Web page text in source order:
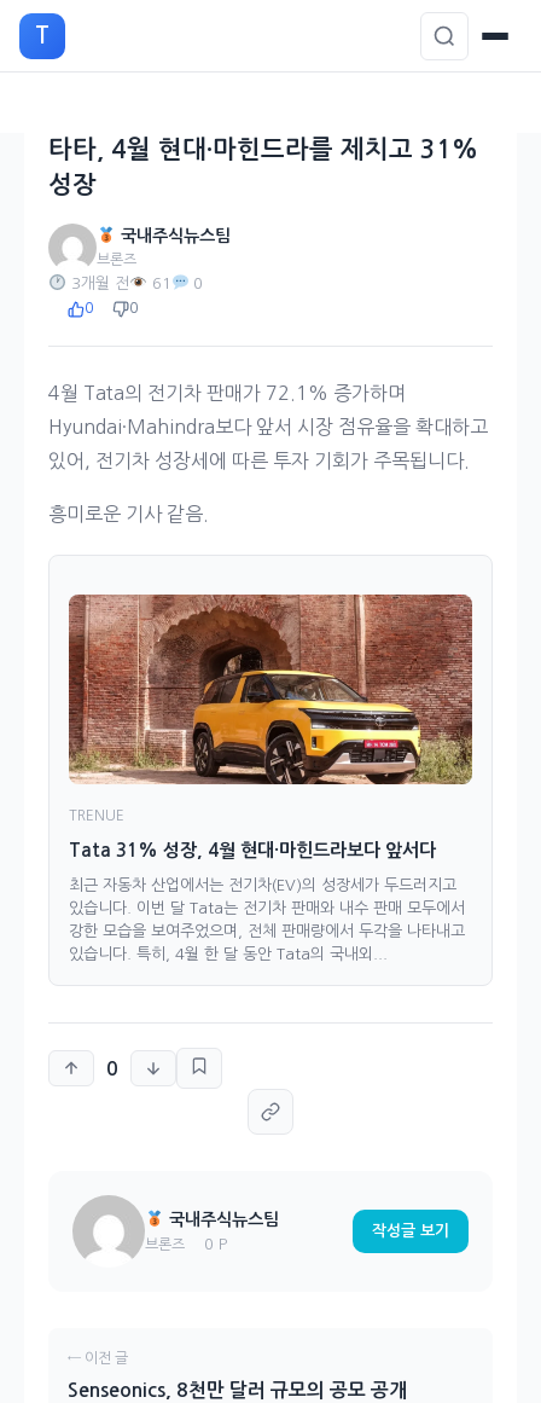
으
T
타타, 4월 현대·마힌드라를 제치고 31%
성장
국내주식뉴스팀
브론즈
3개월 전 61 0
0 0
4월 Tata의 전기차 판매가 72.1% 증가하며
Hyundai·Mahindra보다 앞서 시장 점유율을 확대하고
있어, 전기차 성장세에 따른 투자 기회가 주목됩니다.
흥미로운 기사 같음.
TRENUE
Tata 31% 성장, 4월 현대·마힌드라보다 앞서다
최근 자동차 산업에서는 전기차(EV)의 성장세가 두드러지고
있습니다. 이번 달 Tata는 전기차 판매와 내수 판매 모두에서
강한 모습을 보여주었으며, 전체 판매량에서 두각을 나타내고
있습니다. 특히, 4월 한 달 동안 Tata의 국내외...
0
국내주식뉴스팀
브론즈 0 P
작성글 보기
← 이전 글
Senseonics, 8천만 달러 규모의 공모 공개